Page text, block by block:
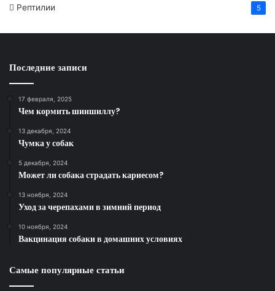
Рептилии 5
Последние записи
17 февраля, 2025
Чем кормить шиншиллу?
13 декабря, 2024
Чумка у собак
5 декабря, 2024
Может ли собака страдать кариесом?
13 ноября, 2024
Уход за черепахами в зимний период
10 ноября, 2024
Вакцинация собаки в домашних условиях
Самые популярные статьи